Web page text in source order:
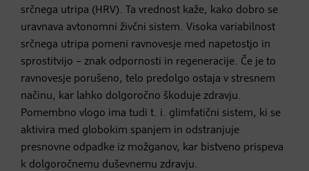
srčnega utripa (HRV). Ta vrednost kaže, kako dobro se
uravnava avtonomni živčni sistem. Visoka variabilnost
srčnega utripa pomeni ravnovesje med napetostjo in
sprostitvijo – znak odpornosti in regeneracije. Če je to
ravnovesje porušeno, telo predolgo ostaja v stresnem
načinu, kar lahko dolgoročno škoduje zdravju.
Pomembno vlogo ima tudi t. i. glimfatični sistem, ki se
aktivira med globokim spanjem in odstranjuje
presnovne odpadke iz možganov, kar bistveno prispeva
k dolgoročnemu duševnemu zdravju.